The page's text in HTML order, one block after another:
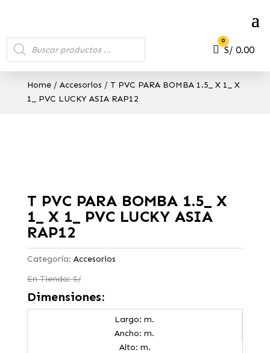
Búsqueda
de
productos
Carro
0
S/0.00
Home/ Accesorios / T PVC PARA BOMBA 1.5_ X 1_ X
1_ PVC LUCKY ASIA RAP12
T PVC PARA BOMBA 1.5_ X
1_ X 1_ PVC LUCKY ASIA
RAP12
Categoría: Accesorios
En Tienda: S/
Dimensiones:
Largo: m.
Ancho: m.
Alto: m.